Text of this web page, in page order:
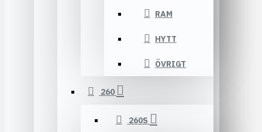
RAM
HYTT
ÖVRIGT
260
260S